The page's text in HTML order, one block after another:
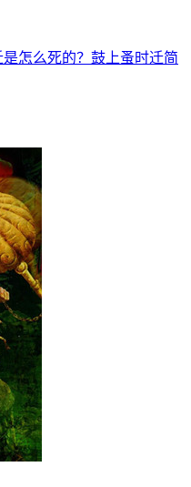
怎么死的？鼓上蚤时迁简